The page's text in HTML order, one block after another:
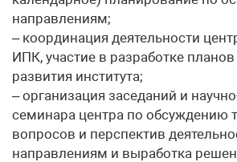
направлениям;
– координация деятельности
ИПК, участие в разработке
развития института;
– организация заседаний и
семинара центра по обсуждению
вопросов и перспектив
направлениям и выработка